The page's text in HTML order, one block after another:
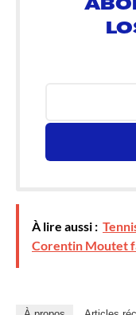
À lire aussi :
Corentin Moutet